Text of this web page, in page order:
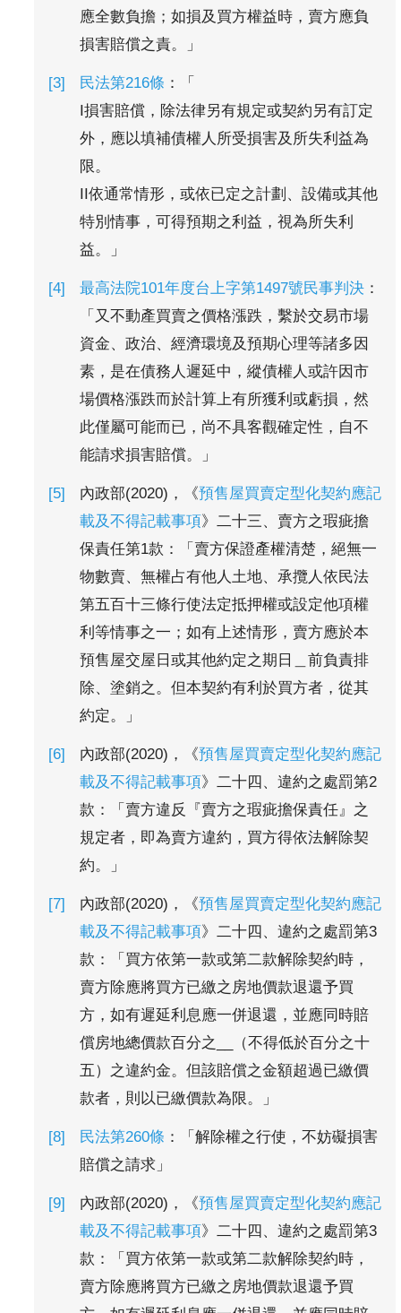
應全數負擔；如損及買方權益時，賣方應負
損害賠償之責。」
民法第216條 ：「
I損害賠償，除法律另有規定或契約另有訂定
外，應以填補債權人所受損害及所失利益為
限。
II依通常情形，或依已定之計劃、設備或其他
特別情事，可得預期之利益，視為所失利
益。」
最高法院101年度台上字第1497號民事判決 ：
「又不動產買賣之價格漲跌，繫於交易市場
資金、政治、經濟環境及預期心理等諸多因
素，是在債務人遲延中，縱債權人或許因市
場價格漲跌而於計算上有所獲利或虧損，然
此僅屬可能而已，尚不具客觀確定性，自不
能請求損害賠償。」
內政部(2020)，《預售屋買賣定型化契約應記
載及不得記載事項》二十三、賣方之瑕疵擔
保責任第1款：「賣方保證產權清楚，絕無一
物數賣、無權占有他人土地、承攬人依民法
第五百十三條行使法定抵押權或設定他項權
利等情事之一；如有上述情形，賣方應於本
預售屋交屋日或其他約定之期日＿前負責排
除、塗銷之。但本契約有利於買方者，從其
約定。」
內政部(2020)，《預售屋買賣定型化契約應記
載及不得記載事項》二十四、違約之處罰第2
款：「賣方違反『賣方之瑕疵擔保責任』之
規定者，即為賣方違約，買方得依法解除契
約。」
內政部(2020)，《預售屋買賣定型化契約應記
載及不得記載事項》二十四、違約之處罰第3
款：「買方依第一款或第二款解除契約時，
賣方除應將買方已繳之房地價款退還予買
方，如有遲延利息應一併退還，並應同時賠
償房地總價款百分之__（不得低於百分之十
五）之違約金。但該賠償之金額超過已繳價
款者，則以已繳價款為限。」
民法第260條 ：「解除權之行使，不妨礙損害
賠償之請求」
內政部(2020)，《預售屋買賣定型化契約應記
載及不得記載事項》二十四、違約之處罰第3
款：「買方依第一款或第二款解除契約時，
賣方除應將買方已繳之房地價款退還予買